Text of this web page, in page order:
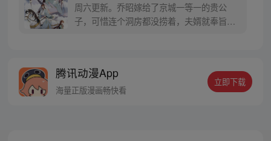
周六更新。乔昭嫁给了京城一等一的贵公
子，可惜连个洞房都没捞着，夫婿就奉旨出
腾讯动漫App
海量正版漫画畅快看
立即下载